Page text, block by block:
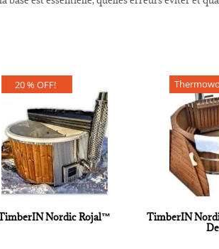
20 % OFF!
Nordic Rojal™
TimberIN